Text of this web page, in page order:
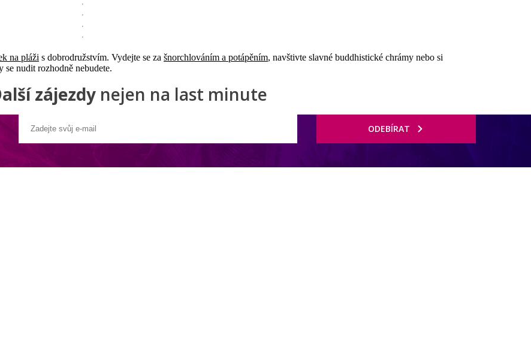
na pláži s dobrodružstvím. Vydejte se za šnorchlováním a potápěním, navštivte slavné buddhistické chrámy nebo si
se nudit rozhodně nebudete.
zájezdynejen na last minute
ODEBÍRAT